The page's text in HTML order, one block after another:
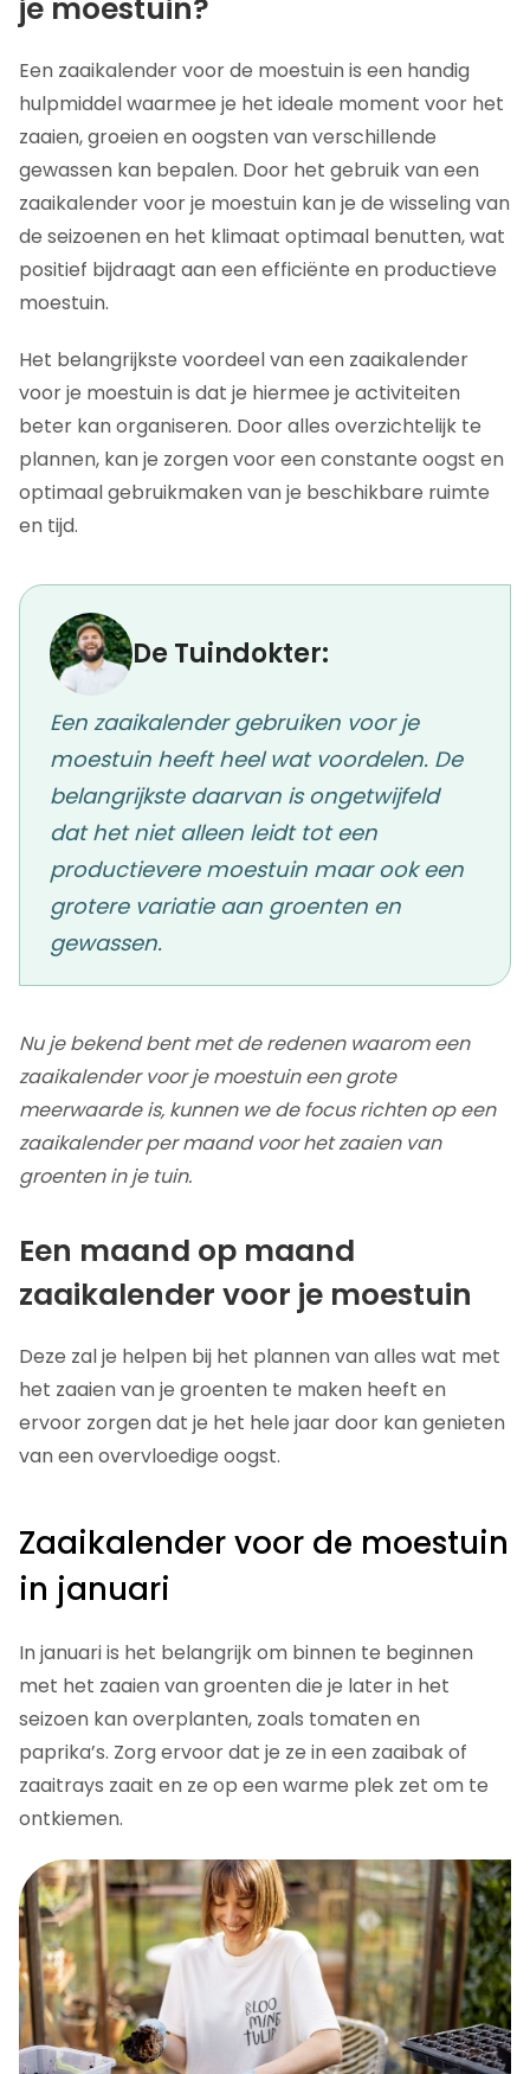
je moestuin?
Een zaaikalender voor de moestuin is een handig
hulpmiddel waarmee je het ideale moment voor het
zaaien, groeien en oogsten van verschillende
gewassen kan bepalen. Door het gebruik van een
zaaikalender voor je moestuin kan je de wisseling van
de seizoenen en het klimaat optimaal benutten, wat
positief bijdraagt aan een efficiënte en productieve
moestuin.
Het belangrijkste voordeel van een zaaikalender
voor je moestuin is dat je hiermee je activiteiten
beter kan organiseren. Door alles overzichtelijk te
plannen, kan je zorgen voor een constante oogst en
optimaal gebruikmaken van je beschikbare ruimte
en tijd.
De Tuindokter:
Een zaaikalender gebruiken voor je
moestuin heeft heel wat voordelen. De
belangrijkste daarvan is ongetwijfeld
dat het niet alleen leidt tot een
productievere moestuin maar ook een
grotere variatie aan groenten en
gewassen.
Nu je bekend bent met de redenen waarom een
zaaikalender voor je moestuin een grote
meerwaarde is, kunnen we de focus richten op een
zaaikalender per maand voor het zaaien van
groenten in je tuin.
Een maand op maand
zaaikalender voor je moestuin
Deze zal je helpen bij het plannen van alles wat met
het zaaien van je groenten te maken heeft en
ervoor zorgen dat je het hele jaar door kan genieten
van een overvloedige oogst.
Zaaikalender voor de moestuin
in januari
In januari is het belangrijk om binnen te beginnen
met het zaaien van groenten die je later in het
seizoen kan overplanten, zoals tomaten en
paprika’s. Zorg ervoor dat je ze in een zaaibak of
zaaitrays zaait en ze op een warme plek zet om te
ontkiemen.